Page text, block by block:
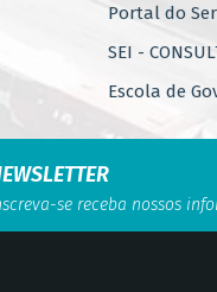
Portal do
SEI -
Escola de
WebMail
Código de
Público
Perícia
Gerência de
se receba nossos